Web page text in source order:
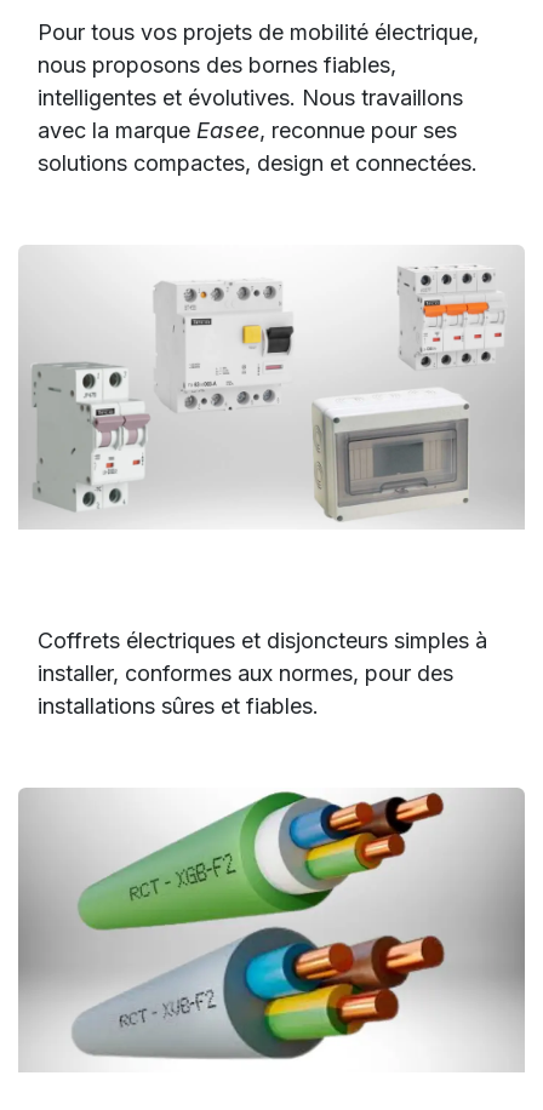
Pour tous vos projets de mobilité électrique,
nous proposons des bornes fiables,
intelligentes et évolutives. Nous travaillons
avec la marque Easee, reconnue pour ses
solutions compactes, design et connectées.
Coffrets électriques et disjoncteurs simples à
installer, conformes aux normes, pour des
installations sûres et fiables.